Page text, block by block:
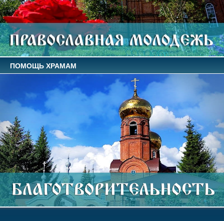
ПОМОЩЬ ХРАМАМ